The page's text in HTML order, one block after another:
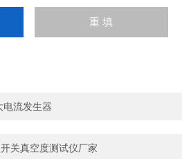
电流发生器
关真空度测试仪厂家